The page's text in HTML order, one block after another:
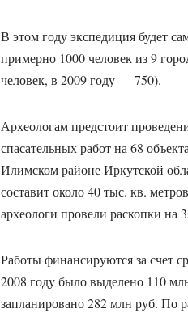
В этом году экспедиция будет
примерно 1000 человек из 9
человек, в 2009 году — 750).
Археологам предстоит
спасательных работ на 68
Илимском районе Иркутской
составит около 40 тыс. кв.
археологи провели раскопки на
Работы финансируются за счет
2008 году было выделено 110
запланировано 282 млн руб. По